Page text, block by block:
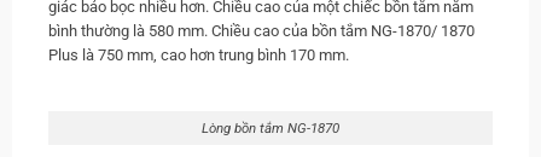
giác bảo bọc nhiều hơn. Chiều cao của một chiếc bồn tắm nằm
bình thường là 580 mm. Chiều cao của bồn tắm NG-1870/ 1870
Plus là 750 mm, cao hơn trung bình 170 mm.
Lòng bồn tắm NG-1870